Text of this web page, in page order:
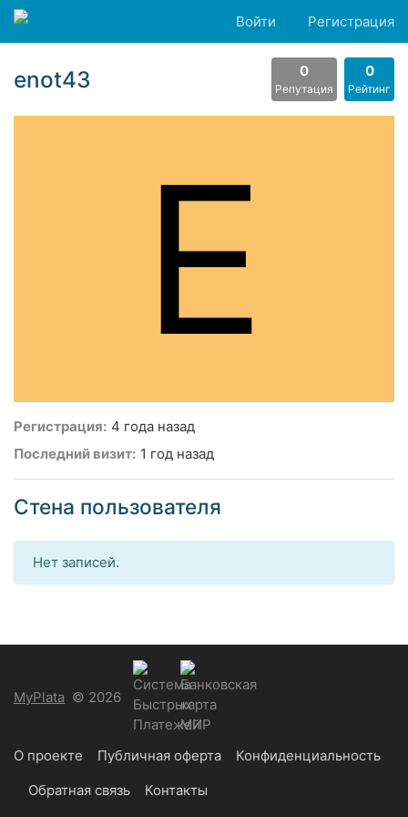
Войти Регистрация
enot43 0
Репутация
0
Рейтинг
E
Регистрация: 4 года назад
Последний визит: 1 год назад
Стена пользователя
Нет записей.
MyPlata © 2026
О проекте Публичная оферта
Конфиденциальность
Обратная связь
Контакты